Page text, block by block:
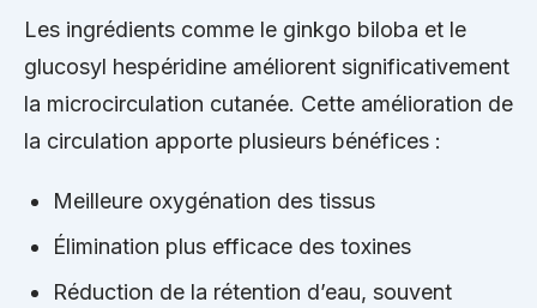
Les ingrédients comme le ginkgo biloba et le
glucosyl hespéridine améliorent significativement
la microcirculation cutanée. Cette amélioration de
la circulation apporte plusieurs bénéfices :
Meilleure oxygénation des tissus
Élimination plus efficace des toxines
Réduction de la rétention d’eau, souvent